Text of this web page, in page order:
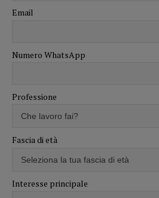
Email
Numero WhatsApp
Professione
Fascia di età
Interesse principale